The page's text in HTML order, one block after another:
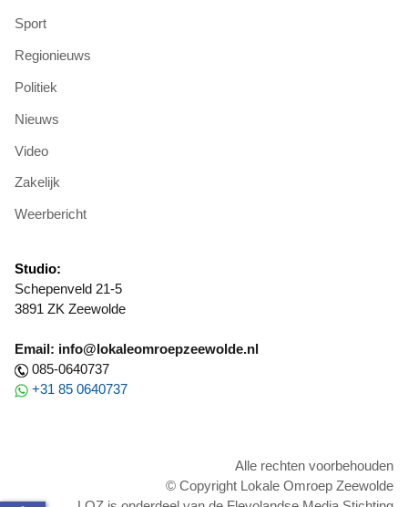
Sport
Regionieuws
Politiek
Nieuws
Video
Zakelijk
Weerbericht
Studio:
Schepenveld 21-5
3891 ZK Zeewolde
Email: info@lokaleomroepzeewolde.nl
085-0640737
+31 85 0640737
Alle rechten voorbehouden
© Copyright Lokale Omroep Zeewolde